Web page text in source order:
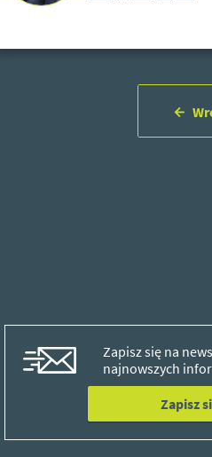
Zapisz się na
najnowszych
Zapisz